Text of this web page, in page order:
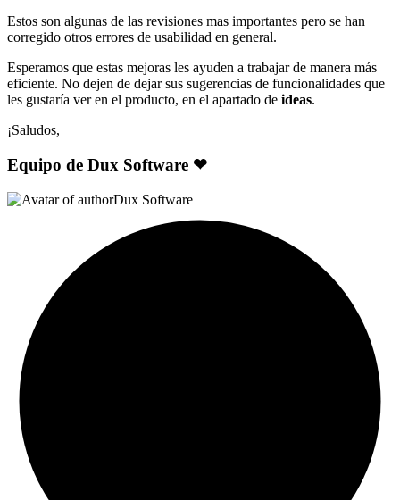
Estos son algunas de las revisiones mas importantes pero se han
corregido otros errores de usabilidad en general.
Esperamos que estas mejoras les ayuden a trabajar de manera más
eficiente. No dejen de dejar sus sugerencias de funcionalidades que
les gustaría ver en el producto, en el apartado de ideas.
¡Saludos,
Equipo de Dux Software ❤
Dux Software